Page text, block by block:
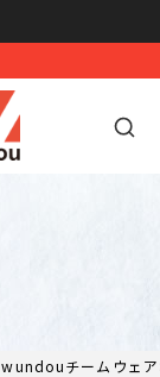
wundouチームウェア